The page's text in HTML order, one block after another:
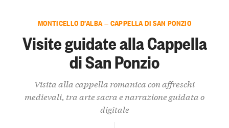
MONTICELLO D’ALBA — CAPPELLA DI SAN PONZIO
Visite guidate alla Cappella
di San Ponzio
Visita alla cappella romanica con affreschi
medievali, tra arte sacra e narrazione guidata o
digitale